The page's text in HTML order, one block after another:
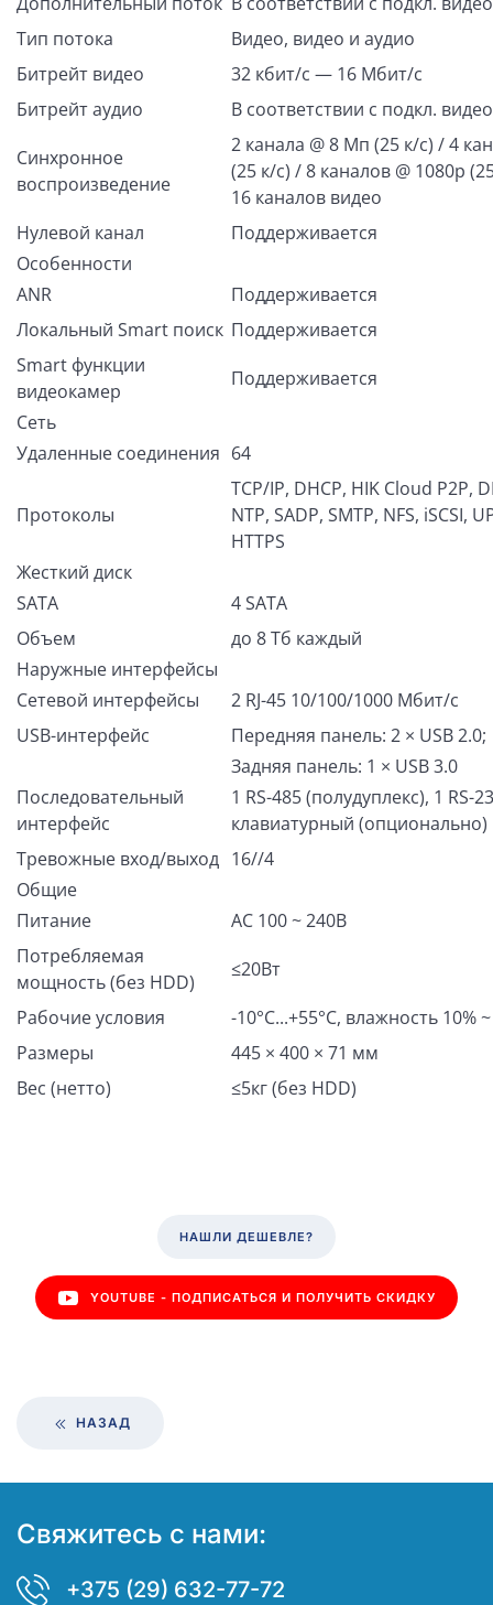
Тип потока
Видео, видео и аудио
Битрейт видео
32 кбит/с — 16 Мбит/с
Битрейт аудио
В соответствии с подкл.
Синхронное
воспроизведение
2 канала @ 8 Мп (25 к/с) / 4
(25 к/с) / 8 каналов @ 1080p
16 каналов видео
Нулевой канал
Поддерживается
Особенности
ANR
Поддерживается
Локальный Smart поиск Поддерживается
Smart функции
видеокамер
Поддерживается
Сеть
Удаленные соединения 64
Протоколы
TCP/IP, DHCP, HIK Cloud P2P,
NTP, SADP, SMTP, NFS, iSCSI,
HTTPS
Жесткий диск
SATA
4 SATA
Объем
до 8 Тб каждый
Наружные интерфейсы
Сетевой интерфейсы
2 RJ-45 10/100/1000 Мбит/с
USB-интерфейс
Передняя панель: 2 × USB 2.0;
Задняя панель: 1 × USB 3.0
Последовательный
интерфейс
1 RS-485 (полудуплекс), 1 RS-
клавиатурный (опционально)
Тревожные вход/выход 16//4
Общие
Питание
AC 100 ~ 240В
Потребляемая
мощность (без HDD)
≤20Вт
Рабочие условия
-10°C...+55°C, влажность 10%
Размеры
445 × 400 × 71 мм
Вес (нетто)
≤5кг (без HDD)
НАШЛИ ДЕШЕВЛЕ?
YOUTUBE - ПОДПИСАТЬСЯ И ПОЛУЧИТЬ СКИДКУ
НАЗАД
Свяжитесь с нами:
+375 (29) 632-77-72